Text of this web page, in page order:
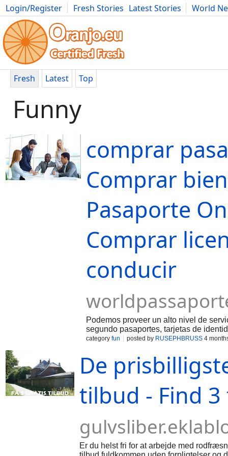
Login/Register Fresh Stories Latest Stories
World
Movies Anime Music Art Cars Advice Science
Fresh Latest Top
Funny
comprar
Comprar
Pasaporte
Comprar
conducir
Podemos proveer un alto nivel de
segundo pasaportes, tarjetas de
permisos de residencia. Comprar un
category fun posted by RUSEPHBRUSS 4
De
tilbud - Find
Er du helst fri for at arbejde med